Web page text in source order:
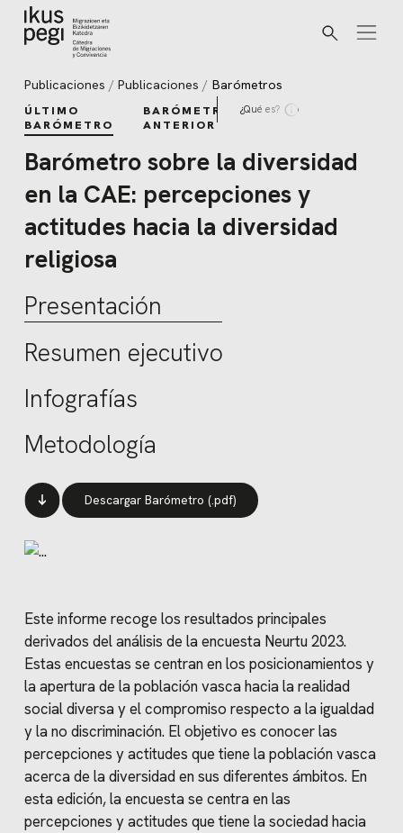
Ir directamente al contenido
Buscar
Publicaciones Publicaciones Barómetros
ÚLTIMO
BARÓMETRO
BARÓMETROS
ANTERIORES
¿Qué es?
Barómetro sobre la diversidad
en la CAE: percepciones y
actitudes hacia la diversidad
religiosa
Presentación
Resumen ejecutivo
Infografías
Metodología
Descargar Barómetro (.pdf)
Este informe recoge los resultados principales
derivados del análisis de la encuesta Neurtu 2023.
Estas encuestas se centran en los posicionamientos y
la apertura de la población vasca hacia la realidad
social diversa y el compromiso respecto a la igualdad
y la no discriminación. El objetivo es conocer las
percepciones y actitudes que tiene la población vasca
acerca de la diversidad en sus diferentes ámbitos. En
esta edición, la encuesta se centra en las
percepciones y actitudes que tiene la sociedad hacia